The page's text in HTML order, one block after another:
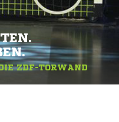
ZDF-TORWAND